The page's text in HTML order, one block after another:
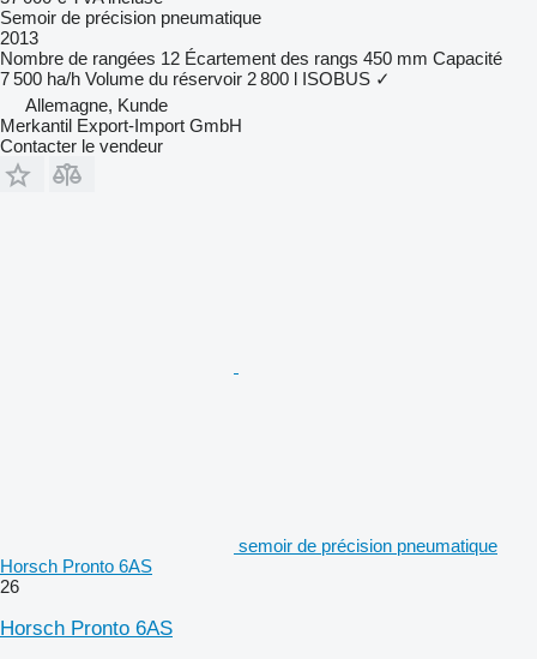
Semoir de précision pneumatique
2013
Nombre de rangées 12 Écartement des rangs 450 mm Capacité
7 500 ha/h Volume du réservoir 2 800 l ISOBUS ✓
Allemagne, Kunde
Merkantil Export-Import GmbH
Contacter le vendeur
semoir de précision pneumatique
Horsch Pronto 6AS
26
Horsch Pronto 6AS